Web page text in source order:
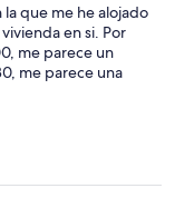
la que me he alojado
en si. Por
me parece un
me parece una